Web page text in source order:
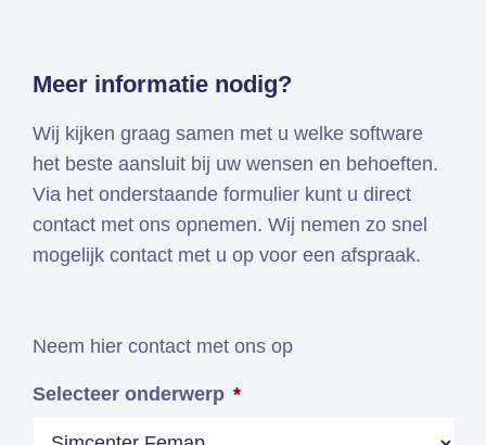
Meer informatie nodig?
Wij kijken graag samen met u welke software
het beste aansluit bij uw wensen en behoeften.
Via het onderstaande formulier kunt u direct
contact met ons opnemen. Wij nemen zo snel
mogelijk contact met u op voor een afspraak.
Neem hier contact met ons op
Selecteer onderwerp *